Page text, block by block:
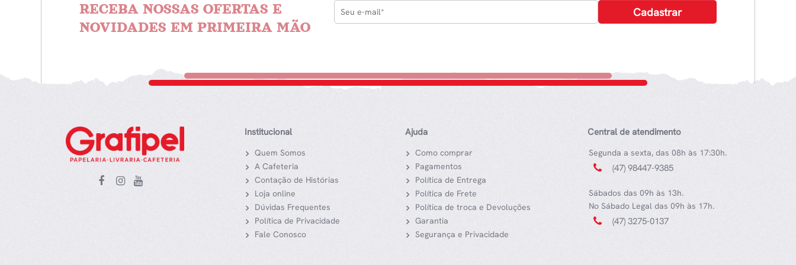
RECEBA NOSSAS OFERTAS E
NOVIDADES EM PRIMEIRA MÃO
Institucional
Quem Somos
A Cafeteria
Contação de Histórias
Loja online
Dúvidas Frequentes
Política de Privacidade
Fale Conosco
Ajuda
Como comprar
Pagamentos
Política de Entrega
Política de Frete
Política de troca e Devoluções
Garantia
Segurança e Privacidade
Central de atendimento
Segunda a sexta, das 08h às 17:30h.
(47) 98447-9385
Sábados das 09h às 13h.
No Sábado Legal das 09h às 17h.
(47) 3275-0137